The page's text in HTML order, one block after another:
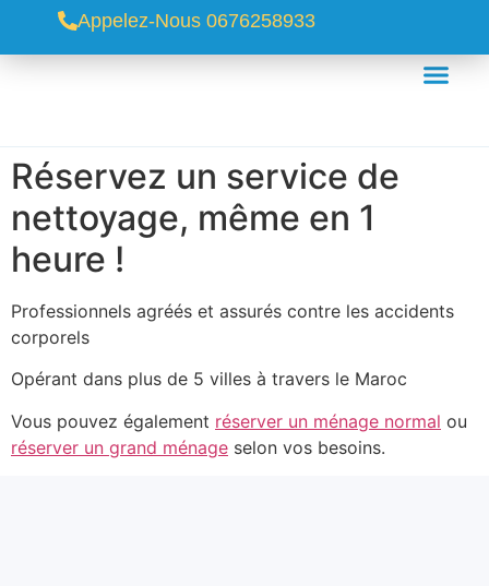
Appelez-Nous 0676258933
Réservez un service de
nettoyage, même en 1
heure !
Professionnels agréés et assurés contre les accidents
corporels
Opérant dans plus de 5 villes à travers le Maroc
Vous pouvez également réserver un ménage normal ou
réserver un grand ménage selon vos besoins.